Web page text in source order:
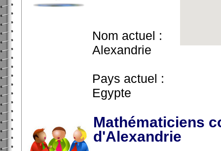
Nom actuel :
Alexandrie
Pays actuel :
Egypte
Mathématiciens
d'Alexandrie